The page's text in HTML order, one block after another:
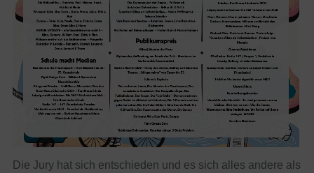
Die Jury hat sich entschieden und es sich alles andere als